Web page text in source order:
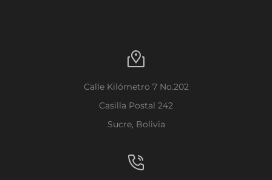
Calle Kilómetro 7 No.202
Casilla Postal 242
Sucre, Bolivia